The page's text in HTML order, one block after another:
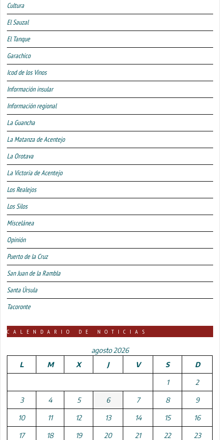
Cultura
El Sauzal
El Tanque
Garachico
Icod de los Vinos
Información insular
Información regional
La Guancha
La Matanza de Acentejo
La Orotava
La Victoria de Acentejo
Los Realejos
Los Silos
Miscelánea
Opinión
Puerto de la Cruz
San Juan de la Rambla
Santa Úrsula
Tacoronte
CALENDARIO DE NOTICIAS
agosto 2026
L
M X J V S D
1 2
3 4 5 6 7 8 9
10 11 12 13 14 15 16
17 18 19 20 21 22 23